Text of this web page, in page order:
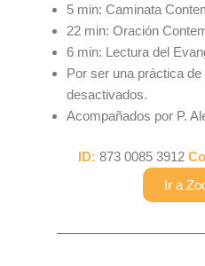
5 min: Caminata
22 min: Oración
6 min: Lectura del
Por ser una práctica
desactivados.
Acompañados por P.
ID: 873 0085 3912
Ir a